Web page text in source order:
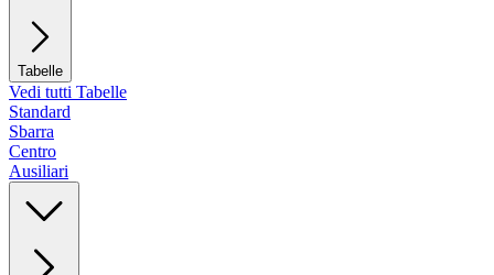
Tabelle
Vedi tutti Tabelle
Standard
Sbarra
Centro
Ausiliari